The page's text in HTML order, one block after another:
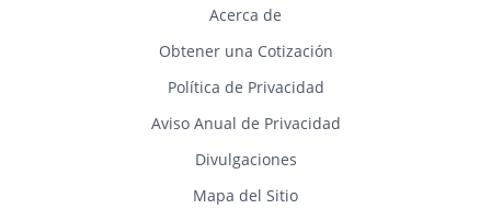
Acerca de
Obtener una Cotización
Política de Privacidad
Aviso Anual de Privacidad
Divulgaciones
Mapa del Sitio